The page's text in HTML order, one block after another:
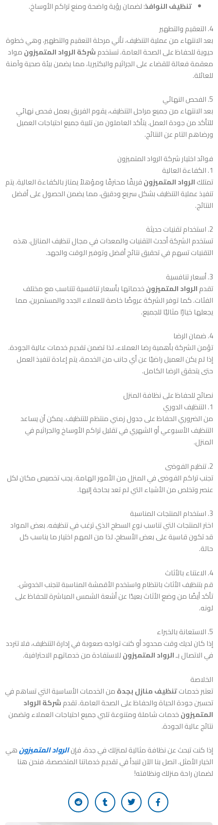
تنظيف النوافذ: لضمان رؤية واضحة ومنع تراكم الأوساخ.
4. التعقيم والتطهير
بعد الانتهاء من عملية التنظيف، تأتي مرحلة التعقيم والتطهير، وهي خطوة
حيوية للحفاظ على الصحة العامة. تستخدمشركة الرواد المتميزونمواد
معقمة فعالة للقضاء على الجراثيم والبكتيريا، مما يضمن بيئة صحية وآمنة
للعائلة.
5. الفحص النهائي
بعد الانتهاء من جميع مراحل التنظيف، يقوم الفريق بعمل فحص نهائي
للتأكد من جودة العمل. يتأكد العاملون من تلبية جميع احتياجات العميل
ورضاهم التام عن النتائج.
فوائد اختيار شركة الرواد المتميزون
1. الكفاءة العالية
تمتلكالرواد المتميزونفريقًا محترفًا ومؤهلاً يمتاز بالكفاءة العالية. يتم
تنفيذ عملية التنظيف بشكل سريع ودقيق، مما يضمن الحصول على أفضل
النتائج.
2. استخدام تقنيات حديثة
تستخدم الشركة أحدث التقنيات والمعدات في مجال تنظيف المنازل. هذه
التقنيات تسهم في تحقيق نتائج أفضل وتوفير الوقت والجهد.
3. أسعار تنافسية
تقدمالرواد المتميزونخدماتها بأسعار تنافسية تتناسب مع مختلف
الفئات. كما توفر الشركة عروضًا خاصة للعملاء الجدد والمستمرين، مما
يجعلها خيارًا مثاليًا للجميع.
4. ضمان الرضا
تؤمن الشركة بأهمية رضا العملاء، لذا تضمن تقديم خدمات عالية الجودة.
إذا لم يكن العميل راضيًا عن أي جانب من الخدمة، يتم إعادة تنفيذ العمل
حتى يتحقق الرضا الكامل.
نصائح للحفاظ على نظافة المنزل
1. التنظيف الدوري
من الضروري الحفاظ على جدول زمني منتظم للتنظيف. يمكن أن يساعد
التنظيف الأسبوعي أو الشهري في تقليل تراكم الأوساخ والجراثيم في
المنزل.
2. تنظيم الفوضى
تجنب تراكم الفوضى في المنزل من الأمور الهامة. يجب تخصيص مكان لكل
عنصر وتخلص من الأشياء التي لم تعد بحاجة إليها.
3. استخدام المنتجات المناسبة
اختر المنتجات التي تناسب نوع السطح الذي ترغب في تنظيفه. بعض المواد
قد تكون قاسية على بعض الأسطح، لذا من المهم اختيار ما يناسب كل
حالة.
4. الاعتناء بالأثاث
قم بتنظيف الأثاث بانتظام واستخدم الأقمشة المناسبة لتجنب الخدوش.
تأكد أيضًا من وضع الأثاث بعيدًا عن أشعة الشمس المباشرة للحفاظ على
لونه.
5. الاستعانة بالخبراء
إذا كان لديك وقت محدود أو كنت تواجه صعوبة في إدارة التنظيف، فلا تتردد
في الاتصال بـالرواد المتميزونللاستفادة من خدماتهم الاحترافية.
الخلاصة
تعتبر خدماتتنظيف منازل بجدةمن الخدمات الأساسية التي تساهم في
تحسين جودة الحياة والحفاظ على الصحة العامة. تقدمشركة الرواد
المتميزونخدمات شاملة ومتنوعة تلبي جميع احتياجات العملاء وتضمن
نتائج عالية الجودة.
إذا كنت تبحث عن نظافة مثالية لمنزلك في جدة، فإنالرواد المتميزونهي
الخيار الأمثل. اتصل بنا الآن لنبدأ في تقديم خدماتنا المتخصصة، فنحن هنا
لضمان راحة منزلك ونظافته!